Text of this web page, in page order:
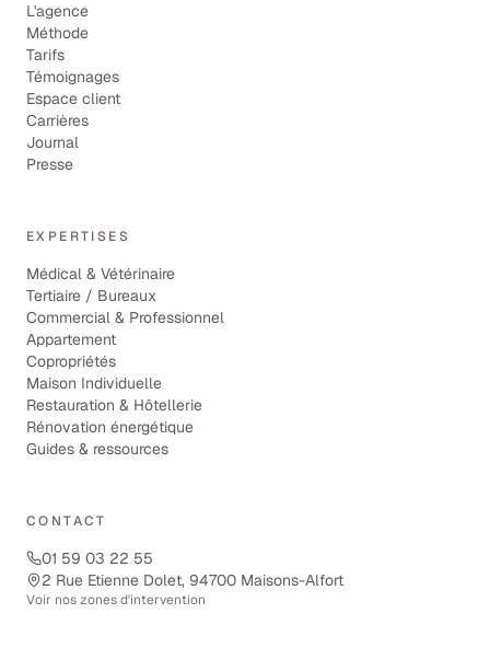
L'agence
Méthode
Tarifs
Témoignages
Espace client
Carrières
Journal
Presse
EXPERTISES
Médical & Vétérinaire
Tertiaire / Bureaux
Commercial & Professionnel
Appartement
Copropriétés
Maison Individuelle
Restauration & Hôtellerie
Rénovation énergétique
Guides & ressources
CONTACT
01 59 03 22 55
2 Rue Etienne Dolet, 94700 Maisons-Alfort
Voir nos zones d'intervention